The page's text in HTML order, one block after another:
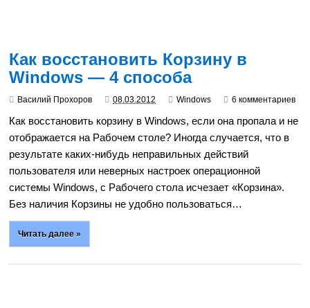
Как восстановить Корзину в
Windows — 4 способа
Василий Прохоров 08.03.2012 Windows 6 комментариев
Как восстановить корзину в Windows, если она пропала и не
отображается на Рабочем столе? Иногда случается, что в
результате каких-нибудь неправильных действий
пользователя или неверных настроек операционной
системы Windows, с Рабочего стола исчезает «Корзина».
Без наличия Корзины не удобно пользоваться…
Читать далее »